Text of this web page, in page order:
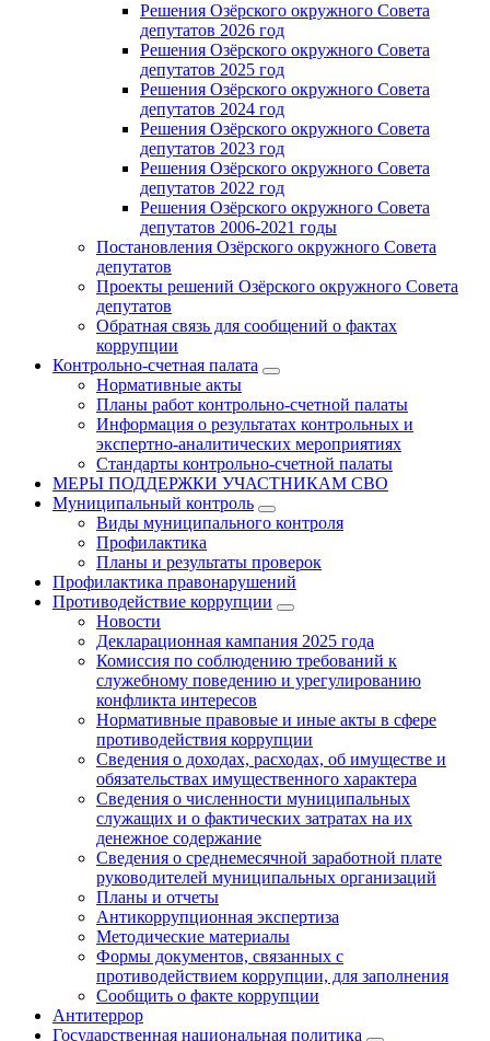
Решения Озёрского окружного Совета
депутатов 2026 год
Решения Озёрского окружного Совета
депутатов 2025 год
Решения Озёрского окружного Совета
депутатов 2024 год
Решения Озёрского окружного Совета
депутатов 2023 год
Решения Озёрского окружного Совета
депутатов 2022 год
Решения Озёрского окружного Совета
депутатов 2006-2021 годы
Постановления Озёрского окружного Совета
депутатов
Проекты решений Озёрского окружного Совета
депутатов
Обратная связь для сообщений о фактах
коррупции
Контрольно-счетная палата
Нормативные акты
Планы работ контрольно-счетной палаты
Информация о результатах контрольных и
экспертно-аналитических мероприятиях
Стандарты контрольно-счетной палаты
МЕРЫ ПОДДЕРЖКИ УЧАСТНИКАМ СВО
Муниципальный контроль
Виды муниципального контроля
Профилактика
Планы и результаты проверок
Профилактика правонарушений
Противодействие коррупции
Новости
Декларационная кампания 2025 года
Комиссия по соблюдению требований к
служебному поведению и урегулированию
конфликта интересов
Нормативные правовые и иные акты в сфере
противодействия коррупции
Сведения о доходах, расходах, об имуществе и
обязательствах имущественного характера
Сведения о численности муниципальных
служащих и о фактических затратах на их
денежное содержание
Сведения о среднемесячной заработной плате
руководителей муниципальных организаций
Планы и отчеты
Антикоррупционная экспертиза
Методические материалы
Формы документов, связанных с
противодействием коррупции, для заполнения
Сообщить о факте коррупции
Антитеррор
Государственная национальная политика